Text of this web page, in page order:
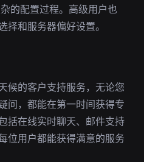
的配置过程。高级用户也
择和服务器偏好设置。
候的客户支持服务，无论您
问，都能在第一时间获得专
括在线实时聊天、邮件支持
位用户都能获得满意的服务